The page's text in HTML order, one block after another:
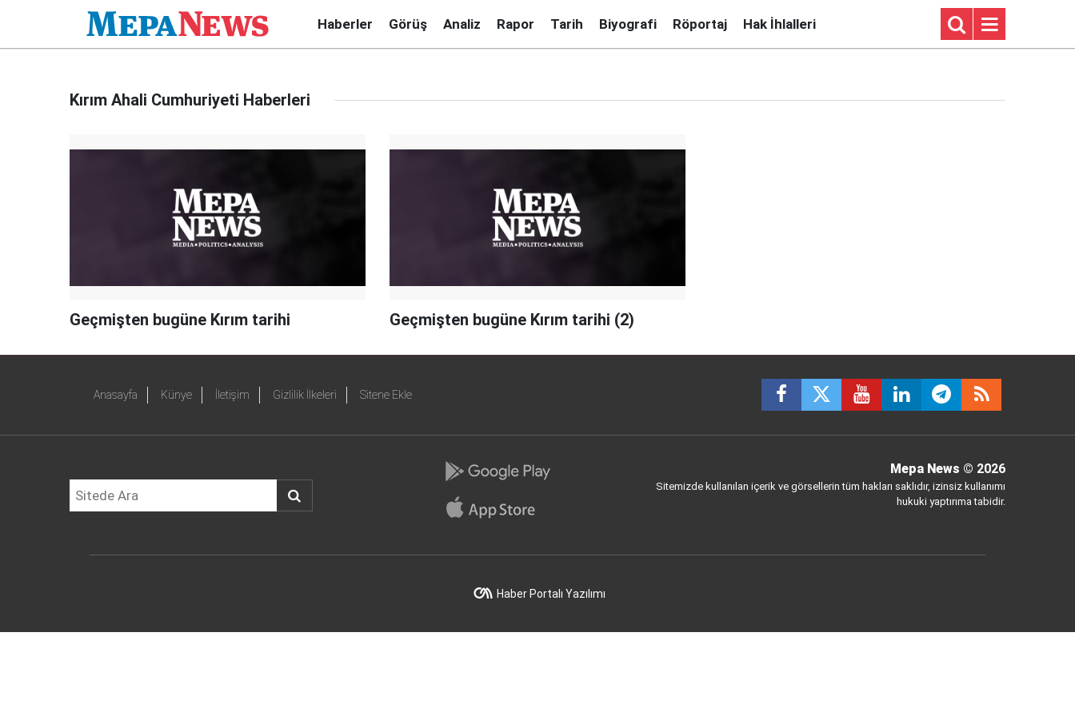
Haberler Görüş Analiz Rapor Tarih Biyografi Röportaj Hak İhlalleri
Kırım Ahali Cumhuriyeti Haberleri
Geçmişten bugüne Kırım tarihi Geçmişten bugüne Kırım tarihi (2)
Anasayfa Künye İletişim Gizlilik İlkeleri Sitene Ekle
Mepa News © 2026
Sitemizde kullanılan içerik ve görsellerin tüm hakları saklıdır, izinsiz kullanımı
hukuki yaptırıma tabidir.
Haber Portalı Yazılımı